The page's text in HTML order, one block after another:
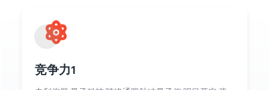
竞争力1